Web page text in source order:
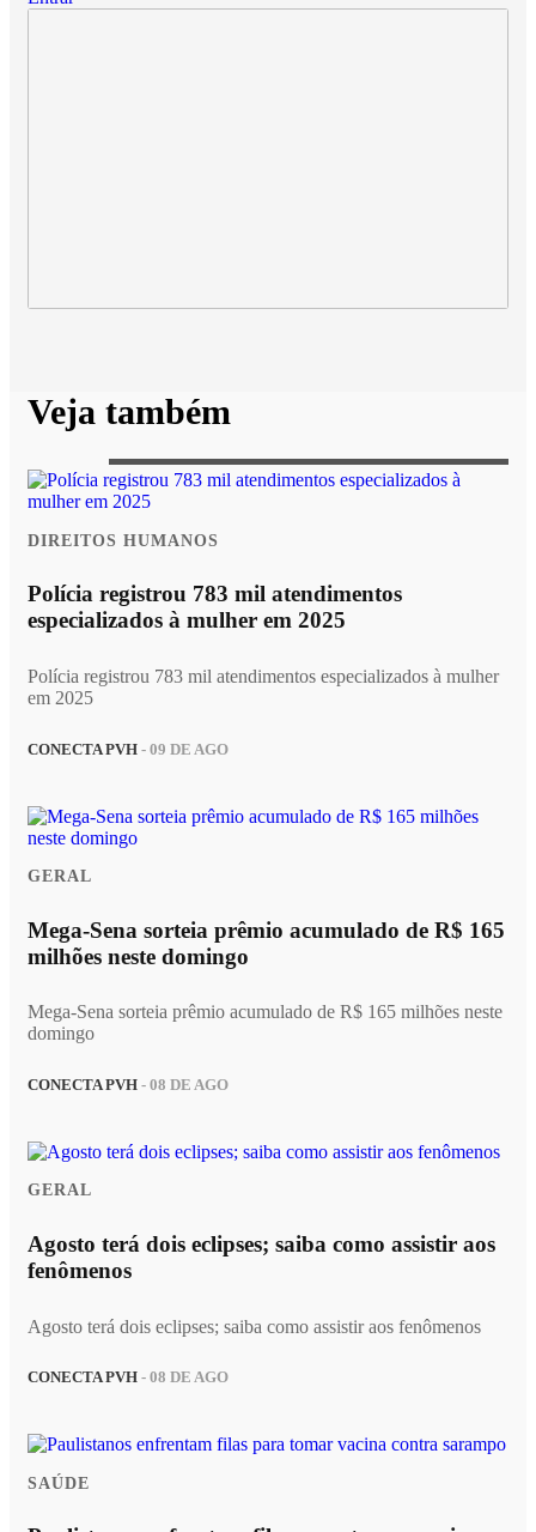
Veja também
DIREITOS HUMANOS
Polícia registrou 783 mil atendimentos
especializados à mulher em 2025
Polícia registrou 783 mil atendimentos especializados à mulher
em 2025
CONECTA PVH - 09 DE AGO
GERAL
Mega-Sena sorteia prêmio acumulado de R$ 165
milhões neste domingo
Mega-Sena sorteia prêmio acumulado de R$ 165 milhões neste
domingo
CONECTA PVH - 08 DE AGO
GERAL
Agosto terá dois eclipses; saiba como assistir aos
fenômenos
Agosto terá dois eclipses; saiba como assistir aos fenômenos
CONECTA PVH - 08 DE AGO
SAÚDE